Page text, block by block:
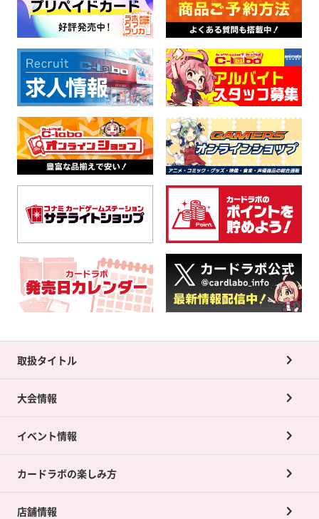
取扱タイトル
大会情報
イベント情報
カードラボの楽しみ方
店舗情報